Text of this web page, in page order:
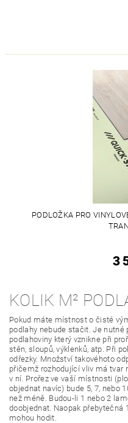
PODLOŽKA PRO
3
KOLIK M²
Pokud máte místnost o čisté
podlahy nebude stačit. Je
podlahoviny který vznikne při
stěn, sloupů, výklenků, atp. Při
odřezky. Množství takovéhoto
přičemž rozhodující vliv má tvar
v ní. Prořez ve vaší místnosti
objednat navíc) bude 5, 7, nebo
než méně. Budou-li 1 nebo 2
doobjednat. Naopak přebytečná
mohou hodit.